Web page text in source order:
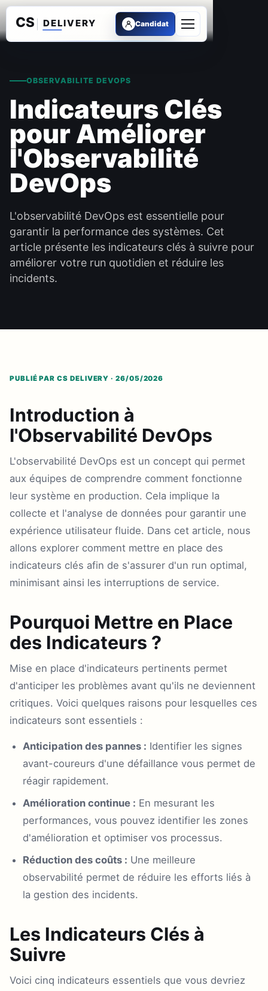
Candidat
Ouvrir le menu
OBSERVABILITE DEVOPS
Indicateurs Clés
pour Améliorer
l'Observabilité
DevOps
L'observabilité DevOps est essentielle pour
garantir la performance des systèmes. Cet
article présente les indicateurs clés à suivre pour
améliorer votre run quotidien et réduire les
incidents.
PUBLIÉ PAR CS DELIVERY · 26/05/2026
Introduction à
l'Observabilité DevOps
L'observabilité DevOps est un concept qui permet
aux équipes de comprendre comment fonctionne
leur système en production. Cela implique la
collecte et l'analyse de données pour garantir une
expérience utilisateur fluide. Dans cet article, nous
allons explorer comment mettre en place des
indicateurs clés afin de s'assurer d'un run optimal,
minimisant ainsi les interruptions de service.
Pourquoi Mettre en Place
des Indicateurs ?
Mise en place d'indicateurs pertinents permet
d'anticiper les problèmes avant qu'ils ne deviennent
critiques. Voici quelques raisons pour lesquelles ces
indicateurs sont essentiels :
Anticipation des pannes : Identifier les signes
avant-coureurs d'une défaillance vous permet de
réagir rapidement.
Amélioration continue : En mesurant les
performances, vous pouvez identifier les zones
d'amélioration et optimiser vos processus.
Réduction des coûts : Une meilleure
observabilité permet de réduire les efforts liés à
la gestion des incidents.
Les Indicateurs Clés à
Suivre
Voici cinq indicateurs essentiels que vous devriez